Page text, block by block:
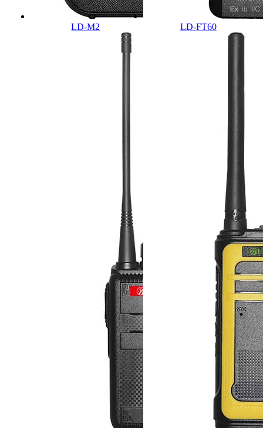
LD-M2 LD-FT60